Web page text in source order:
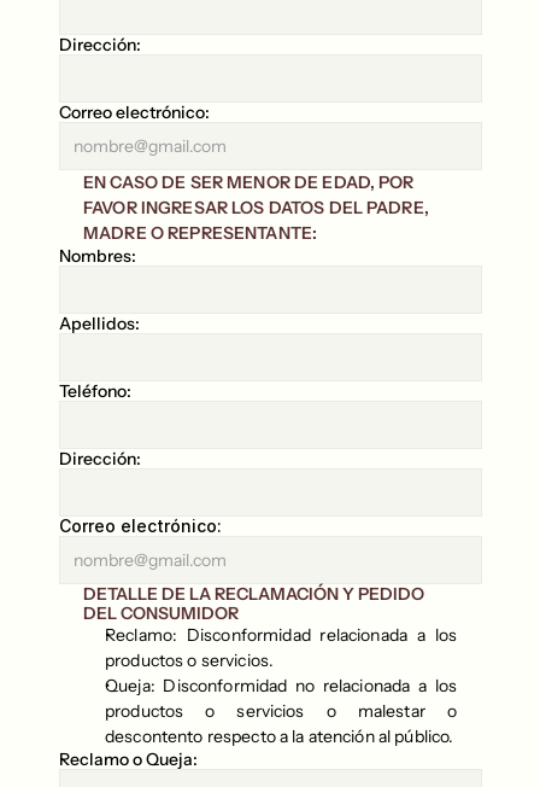
Dirección:
Correo electrónico:
EN CASO DE SER MENOR DE EDAD, POR
FAVOR INGRESAR LOS DATOS DEL PADRE,
MADRE O REPRESENTANTE:
Nombres:
Apellidos:
Teléfono:
Dirección:
Correo electrónico:
DETALLE DE LA RECLAMACIÓN Y PEDIDO
DEL CONSUMIDOR
Reclamo: Disconformidad relacionada a los
productos o servicios.
Queja: Disconformidad no relacionada a los
productos o servicios o malestar o
descontento respecto a la atención al público.
Reclamo o Queja: